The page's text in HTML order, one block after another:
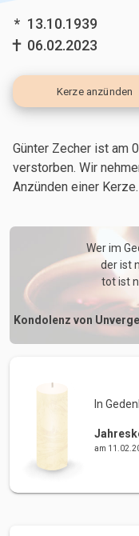
* 13.10.1939
06.02.2023
Kerze anzünden
Günter Zecher ist am
verstorben. Wir
Anzünden einer Kerze.
Wer im
der ist
tot ist
Kondolenz von
In
am